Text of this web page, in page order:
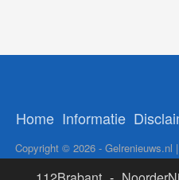
Home Informatie
Copyright © 2026 - Gelrenieuws.nl